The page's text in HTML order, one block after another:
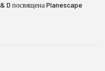
D посвящена Planescape